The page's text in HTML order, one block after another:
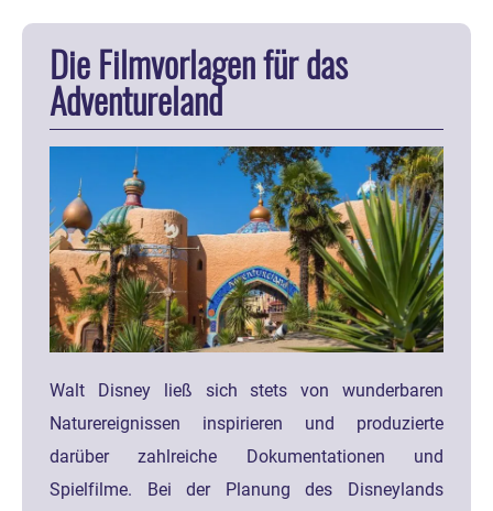
Die Filmvorlagen für das
Adventureland
Walt Disney ließ sich stets von wunderbaren
Naturereignissen inspirieren und produzierte
darüber zahlreiche Dokumentationen und
Spielfilme. Bei der Planung des Disneylands